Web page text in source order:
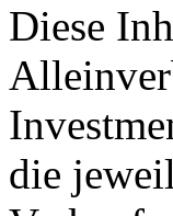
Diese
die